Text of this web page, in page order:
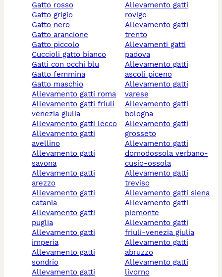
gatto rosso
gatto grigio
gatto nero
gatto arancione
gatto piccolo
cuccioli gatto bianco
gatti con occhi blu
gatto femmina
gatto maschio
allevamento gatti roma
allevamento gatti friuli
venezia giulia
allevamento gatti lecco
allevamento gatti
avellino
allevamento gatti
savona
allevamento gatti
arezzo
allevamento gatti
catania
allevamento gatti
puglia
allevamento gatti
imperia
allevamento gatti
sondrio
allevamento gatti
allevamento gatti
rovigo
allevamento gatti
trento
allevamenti gatti
padova
allevamento gatti
ascoli piceno
allevamento gatti
varese
allevamento gatti
bologna
allevamento gatti
grosseto
allevamento gatti
domodossola verbano-
cusio-ossola
allevamento gatti
treviso
allevamento gatti siena
allevamento gatti
piemonte
allevamento gatti
friuli-venezia giulia
allevamento gatti
abruzzo
allevamento gatti
livorno